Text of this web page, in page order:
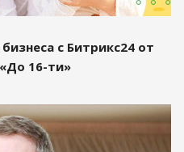
с Битрикс24 от
16-ти»